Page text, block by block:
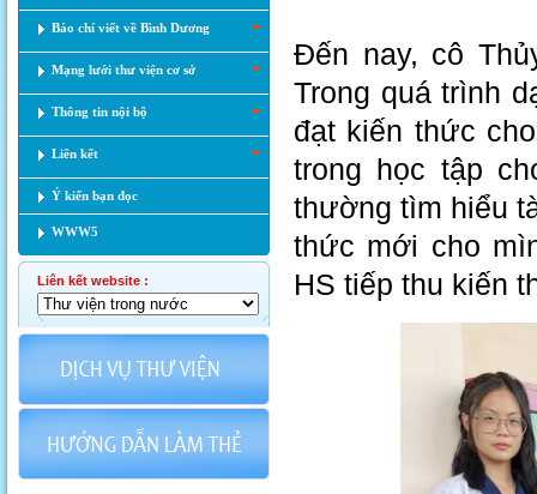
Báo chí viết về Bình Dương
Mạng lưới thư viện cơ sở
Thông tin nội bộ
Liên kết
Ý kiến bạn đọc
WWW5
Liên kết website :
Đến nay, cô
Trong quá trình
đạt kiến thức
trong học tập
thường tìm hiểu
thức mới cho
HS tiếp thu kiến